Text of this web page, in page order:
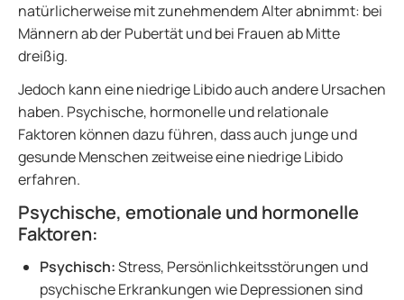
natürlicherweise mit zunehmendem Alter abnimmt: bei
Männern ab der Pubertät und bei Frauen ab Mitte
dreißig.
Jedoch kann eine niedrige Libido auch andere Ursachen
haben. Psychische, hormonelle und relationale
Faktoren können dazu führen, dass auch junge und
gesunde Menschen zeitweise eine niedrige Libido
erfahren.
Psychische, emotionale und hormonelle
Faktoren:
Psychisch:Stress, Persönlichkeitsstörungen und
psychische Erkrankungen wie Depressionen sind